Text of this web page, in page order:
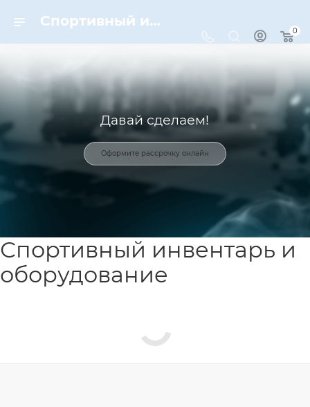
Спортивный инвентарь и оборудование для спорта в Москве | Dynamic-Sport
0
Давай сделаем!
Оформите рассрочку онлайн
Спортивный инвентарь и
оборудование